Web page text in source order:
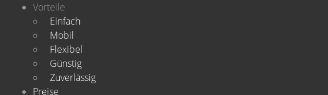
Vorteile
Einfach
Mobil
Flexibel
Günstig
Zuverlässig
Preise